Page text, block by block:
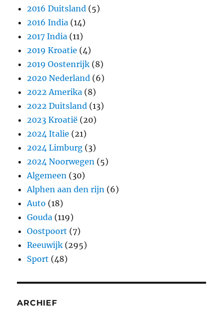
2016 Duitsland (5)
2016 India (14)
2017 India (11)
2019 Kroatie (4)
2019 Oostenrijk (8)
2020 Nederland (6)
2022 Amerika (8)
2022 Duitsland (13)
2023 Kroatië (20)
2024 Italie (21)
2024 Limburg (3)
2024 Noorwegen (5)
Algemeen (30)
Alphen aan den rijn (6)
Auto (18)
Gouda (119)
Oostpoort (7)
Reeuwijk (295)
Sport (48)
ARCHIEF